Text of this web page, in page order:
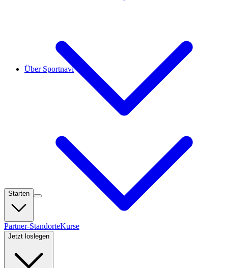
Starten
Partner-StandorteKurse
Jetzt loslegen
Über Sportnavi